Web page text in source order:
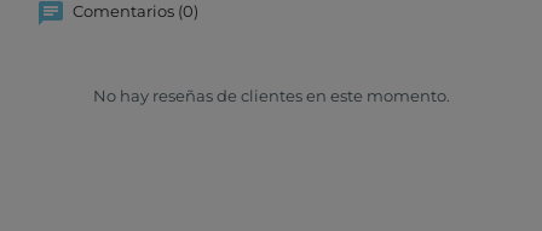
Comentarios (0)
No hay reseñas de clientes en este momento.